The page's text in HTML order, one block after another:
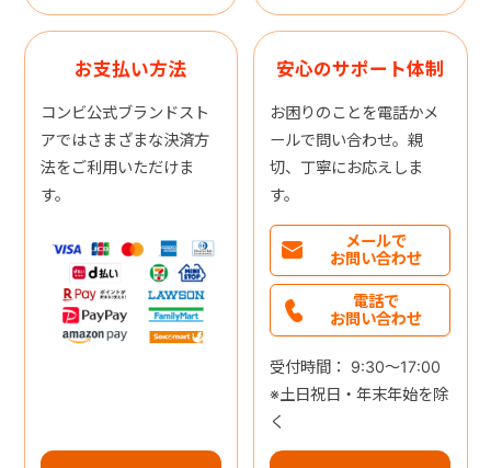
お支払い方法
コンビ公式ブランドスト
アではさまざまな決済方
法をご利用いただけま
す。
安心のサポート体制
お困りのことを電話かメ
ールで問い合わせ。親
切、丁寧にお応えしま
す。
メールで
お問い合わせ
電話で
お問い合わせ
受付時間： 9:30～17:00
※土日祝日・年末年始を除
く